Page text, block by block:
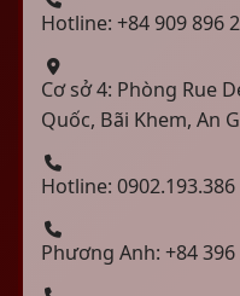
Hotline: +84 909 896
Cơ sở 4: Phòng Rue
Quốc, Bãi Khem, An
Hotline: 0902.193.386
Phương Anh: +84 396